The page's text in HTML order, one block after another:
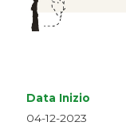
Data Inizio
04-12-2023